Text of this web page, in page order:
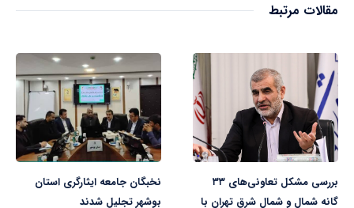
مقالات مرتبط
بررسی مشکل تعاونی‌های ۳۳
گانه شمال و شمال شرق تهران با
نخبگان جامعه ایثارگری استان
بوشهر تجلیل شدند